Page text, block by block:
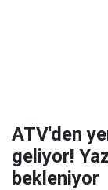
ATV'den
geliyor!
bekleniyor